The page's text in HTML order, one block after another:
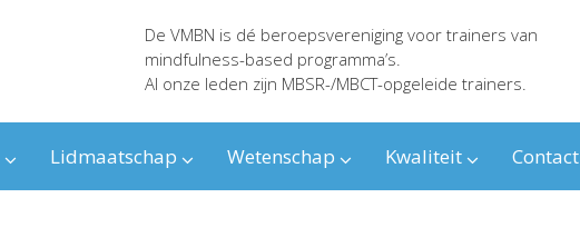
De VMBN is dé beroepsvereniging voor trainers van
mindfulness-based programma’s.
Al onze leden zijn MBSR-/MBCT-opgeleide trainers.
Lidmaatschap Wetenschap Kwaliteit Contact